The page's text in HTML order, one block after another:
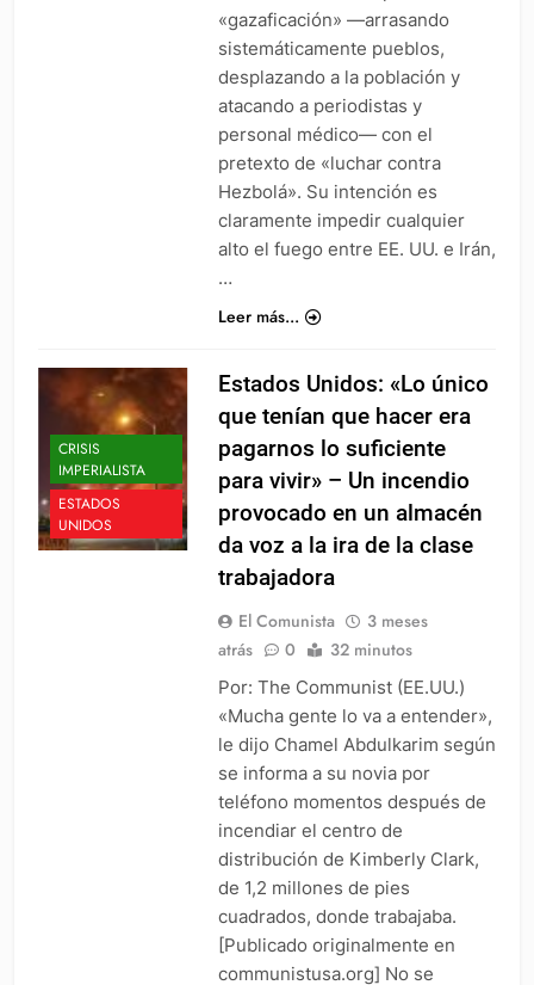
«gazaficación» —arrasando
sistemáticamente pueblos,
desplazando a la población y
atacando a periodistas y
personal médico— con el
pretexto de «luchar contra
Hezbolá». Su intención es
claramente impedir cualquier
alto el fuego entre EE. UU. e Irán,
…
Leer más...
CRISIS
IMPERIALISTA
ESTADOS
UNIDOS
Estados Unidos: «Lo único
que tenían que hacer era
pagarnos lo suficiente
para vivir» – Un incendio
provocado en un almacén
da voz a la ira de la clase
trabajadora
El Comunista
3 meses
atrás
0 32 minutos
Por: The Communist (EE.UU.)
«Mucha gente lo va a entender»,
le dijo Chamel Abdulkarim según
se informa a su novia por
teléfono momentos después de
incendiar el centro de
distribución de Kimberly Clark,
de 1,2 millones de pies
cuadrados, donde trabajaba.
[Publicado originalmente en
communistusa.org] No se